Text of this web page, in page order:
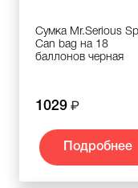
Сумка Mr.Serious
Can bag на 18
баллонов черная
1029
Подробнее